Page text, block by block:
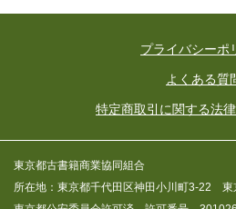
プライバシーポ
よくある質
特定商取引に関する法
東京都古書籍商業協同組合
所在地：東京都千代田区神田小川町3-22 東